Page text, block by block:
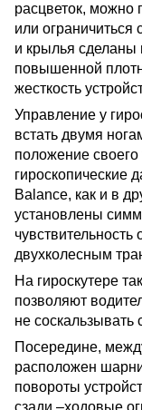
расцветок, можно
или ограничиться
и крылья сделаны
повышенной
жесткость
Управление у
встать двумя
положение
гироскопические
Balance, как и в
установлены
двухколесным
На гироскутере
позволяют
не
Посередине,
расположен
повороты